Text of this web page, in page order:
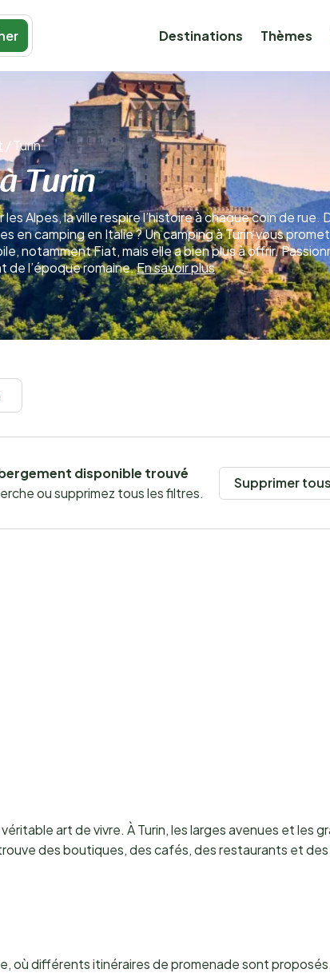
Destinations Thèmes
/Turin
Turin
Alpes, la ville respire l’histoire à chaque coin de rue.
en camping en Italie ? Un camping à Turin vous
notamment Fiat, mais elle a bien plus à offrir.
de l’époque romaine.En savoir plus
disponible trouvé
ou supprimez tous les filtres.
Supprimer
art de vivre. À Turin, les larges avenues et les
des boutiques, des cafés, des restaurants et
où différents itinéraires de promenade sont